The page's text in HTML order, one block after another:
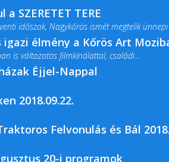
SZERETET TERE
időszak, Nagykőrös ismét megtelik ünnepi
igazi élmény a Kőrös Art
is változatos filmkínálattal, családi...
Éjjel-Nappal
várja a Csemői Községi Könyvtár és...
2018.09.22.
Felvonulás és Bál
20-i programok